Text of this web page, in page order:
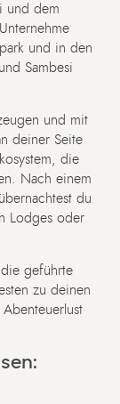
und dem
und in den
Sambesi
und mit
deiner Seite
die
Nach einem
du
Lodges oder
geführte
zu deinen